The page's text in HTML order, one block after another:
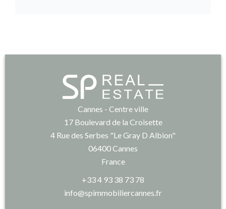
Cannes - Centre ville
17 Boulevard de la Croisette
4 Rue des Serbes "Le Gray D Albion"
06400Cannes
France
+33 4 93 38 73 78
info@spimmobiliercannes.fr